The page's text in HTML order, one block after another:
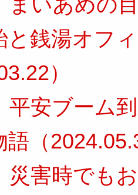
と銭湯オフ
）
平安ブーム
語（
災害時でも